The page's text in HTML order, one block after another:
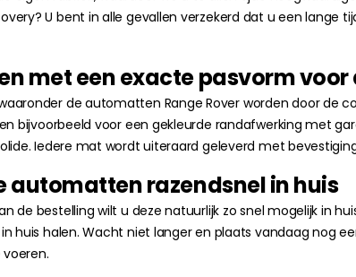
U bent in alle gevallen verzekerd dat u een
met een exacte pasvorm voor
de automatten Range Rover worden door de
bijvoorbeeld voor een gekleurde randafwerking met
Iedere mat wordt uiteraard geleverd met
automatten razendsnel in huis
de bestelling wilt u deze natuurlijk zo snel mogelijk in
huis halen. Wacht niet langer en plaats vandaag nog